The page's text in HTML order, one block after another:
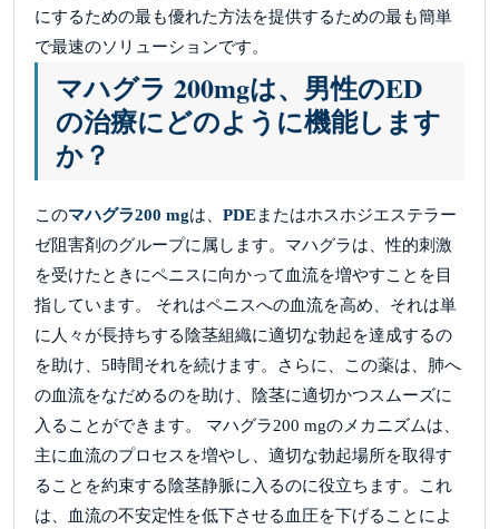
にするための最も優れた方法を提供するための最も簡単
で最速のソリューションです。
マハグラ 200mgは、男性のED
の治療にどのように機能します
か？
このマハグラ200 mgは、 PDEまたはホスホジエステラー
ゼ阻害剤のグループに属します。マハグラは、性的刺激
を受けたときにペニスに向かって血流を増やすことを目
指しています。 それはペニスへの血流を高め、それは単
に人々が長持ちする陰茎組織に適切な勃起を達成するの
を助け、5時間それを続けます。さらに、この薬は、肺へ
の血流をなだめるのを助け、陰茎に適切かつスムーズに
入ることができます。 マハグラ200 mgのメカニズムは、
主に血流のプロセスを増やし、適切な勃起場所を取得す
ることを約束する陰茎静脈に入るのに役立ちます。これ
は、血流の不安定性を低下させる血圧を下げることによ